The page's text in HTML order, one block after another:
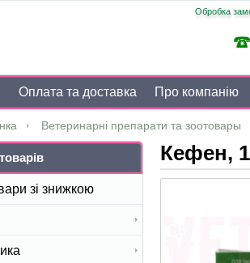
Обробка
Оплата та доставка Про компанію
Ветеринарні препарати та зоотовары
Кефен,
зі знижкою